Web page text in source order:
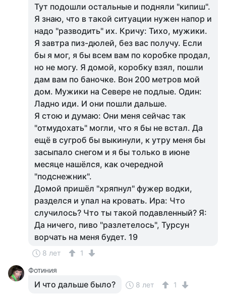
Тут подошли остальные и подняли "кипиш".
Я знаю, что в такой ситуации нужен напор и
надо "разводить" их. Кричу: Тихо, мужики.
Я завтра пиз-дюлей, без вас получу. Если
бы я мог, я бы всем вам по коробке продал,
но не могу. Я домой, коробку взял, пошли
дам вам по баночке. Вон 200 метров мой
дом. Мужики на Севере не подлые. Один:
Ладно иди. И они пошли дальше.
Я стою и думаю: Они меня сейчас так
"отмудохать" могли, что я бы не встал. Да
ещё в сугроб бы выкинули, к утру меня бы
засыпало снегом и я бы только в июне
месяце нашёлся, как очередной
"подснежник".
Домой пришёл "хряпнул" фужер водки,
разделся и упал на кровать. Ира: Что
случилось? Что ты такой подавленный? Я:
Да ничего, пиво "разлетелось", Турсун
ворчать на меня будет. 19
8 лет
1
Фотиния
И что дальше было? 8 лет 1